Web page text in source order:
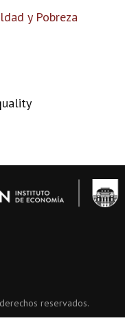
y Pobreza
reservados.